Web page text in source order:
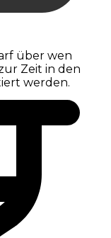
über wen
Zeit in den
werden.